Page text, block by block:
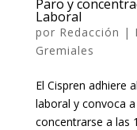
Paro y
Laboral
por Redacción |
Gremiales
El Cispren adhiere
laboral y convoca
concentrarse a las